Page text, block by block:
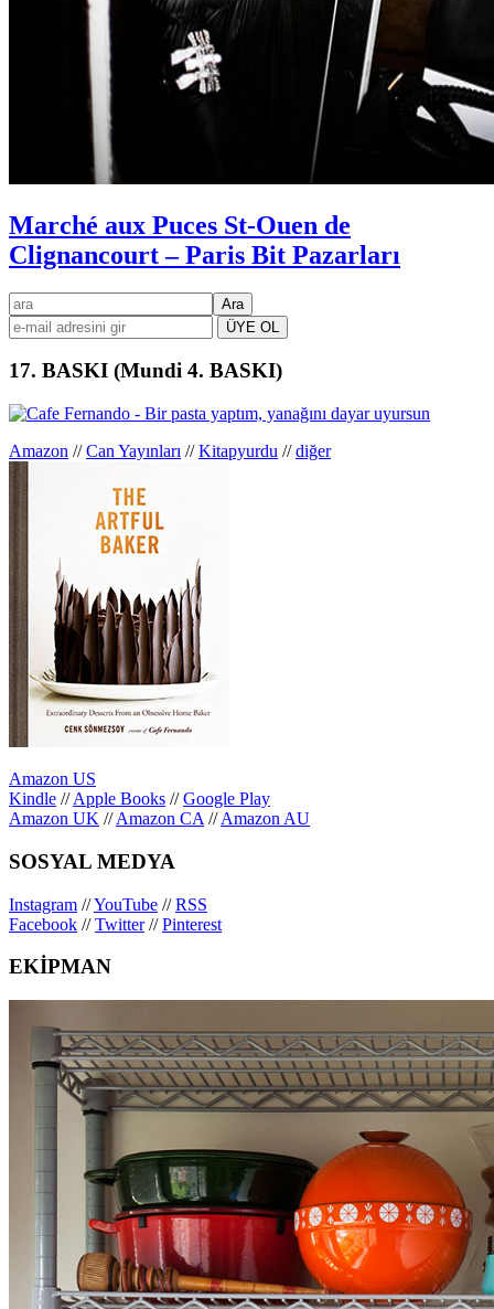
Marché aux Puces St-Ouen de
Clignancourt – Paris Bit Pazarları
Birincil
kenar
çubuğu
ara
17. BASKI (Mundi 4. BASKI)
Amazon //Can Yayınları //Kitapyurdu //diğer
Amazon US
Kindle //Apple Books //Google Play
Amazon UK //Amazon CA //Amazon AU
SOSYAL MEDYA
Instagram //YouTube //RSS
Facebook //Twitter//Pinterest
EKİPMAN